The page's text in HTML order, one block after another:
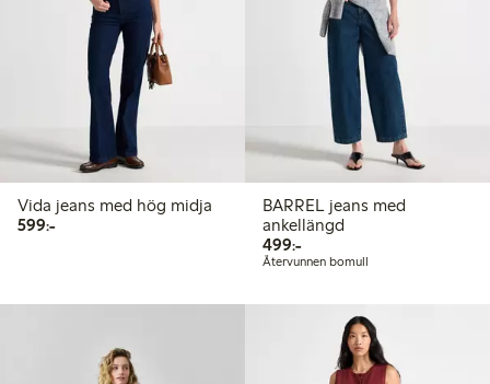
Vida jeans med hög midja
599:-599,00 kr
BARREL jeans med
ankellängd
499:-499,00 kr
Återvunnen bomull